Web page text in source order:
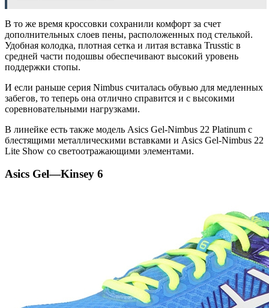
В то же время кроссовки сохранили комфорт за счет
дополнительных слоев пены, расположенных под стелькой.
Удобная колодка, плотная сетка и литая вставка Trusstic в
средней части подошвы обеспечивают высокий уровень
поддержки стопы.
И если раньше серия Nimbus считалась обувью для медленных
забегов, то теперь она отлично справится и с высокими
соревновательными нагрузками.
В линейке есть также модель Asics Gel-Nimbus 22 Platinum с
блестящими металлическими вставками и Asics Gel-Nimbus 22
Lite Show со светоотражающими элементами.
Asics Gel—Kinsey 6